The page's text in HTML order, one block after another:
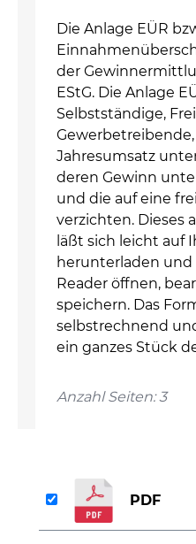
Die Anlage EÜR
der
EStG. Die Anlage
Selbstständige,
Jahresumsatz
deren Gewinn
und die auf eine
verzichten. Dieses
läßt sich leicht auf
herunterladen
Reader öffnen,
speichern. Das
selbstrechnend
ein ganzes Stück
Anzahl Seiten: 3
PDF